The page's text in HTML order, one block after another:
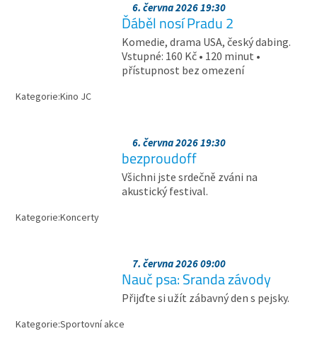
6. června 2026 19:30
Ďáběl nosí Pradu 2
Komedie, drama USA, český dabing.
Vstupné: 160 Kč • 120 minut •
přístupnost bez omezení
Kategorie:Kino JC
6. června 2026 19:30
bezproudoff
Všichni jste srdečně zváni na
akustický festival.
Kategorie:Koncerty
7. června 2026 09:00
Nauč psa: Sranda závody
Přijďte si užít zábavný den s pejsky.
Kategorie:Sportovní akce